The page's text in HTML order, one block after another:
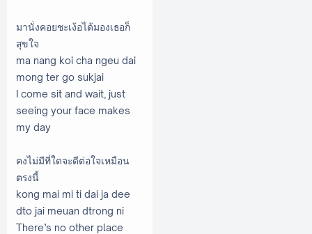
มานั่งคอยชะเง้อได้มองเธอก็
สุขใจ
ma nang koi cha ngeu dai
mong ter go sukjai
I come sit and wait, just
seeing your face makes
my day
คงไม่มีที่ใดจะดีต่อใจเหมือน
ตรงนี้
kong mai mi ti dai ja dee
dto jai meuan dtrong ni
There’s no other place